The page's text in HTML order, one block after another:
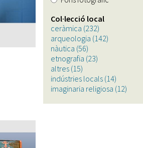
Col·lecció local
ceràmica (232)
ceràmica
arqueologia (142)
nàutica (56)
nàutica
etnografia (23)
filter
altres (15)
altres
filter
indústries locals (14)
indústries
imaginaria religiosa (12)